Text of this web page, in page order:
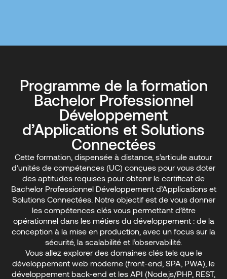
Programme de la formation
Bachelor Professionnel
Développement
d’Applications et Solutions
Connectées
Cette formation, dispensée à distance, s’articule autour
d’unités de compétences (UC) conçues pour vous doter
des aptitudes requises pour obtenir le certificat de
Bachelor Professionnel Développement d’Applications et
Solutions Connectées. Notre objectif est de vous donner
les compétences clés vous permettant d’être
opérationnel dans les métiers du développement : de la
conception à la mise en production, avec un focus sur la
sécurité, la scalabilité et l’observabilité.
Vous allez explorer des domaines clés tels que le
développement web moderne (front-end, SPA, PWA), le
développement back-end et les API (Node.js/PHP, REST,